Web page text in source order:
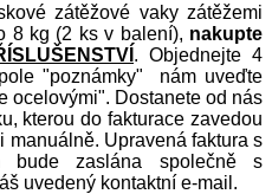
zátěžové vaky zátěžemi
8 kg (2 ks v balení), nakupte
. Objednejte 4
"poznámky" nám uveďte
ocelovými". Dostanete od nás
kterou do fakturace zavedou
manuálně. Upravená faktura s
bude zaslána společně s
uvedený kontaktní e-mail.